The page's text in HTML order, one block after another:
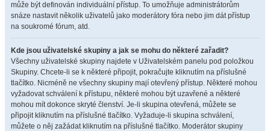
může být definován individuální přístup. To umožňuje administrátorům
snáze nastavit několik uživatelů jako moderátory fóra nebo jim dát přístup
na soukromé fórum, atd.
Kde jsou uživatelské skupiny a jak se mohu do některé zařadit?
Všechny uživatelské skupiny najdete v Uživatelském panelu pod položkou
Skupiny. Chcete-li se k některé připojit, pokračujte kliknutím na příslušné
tlačítko. Nicméně ne všechny skupiny mají otevřený přístup. Některé mohou
vyžadovat schválení k přístupu, některé mohou být uzavřené a některé
mohou mít dokonce skryté členství. Je-li skupina otevřená, můžete se
připojit kliknutím na příslušné tlačítko. Vyžaduje-li skupina schválení,
můžete o něj zažádat kliknutím na příslušné tlačítko. Moderátor skupiny